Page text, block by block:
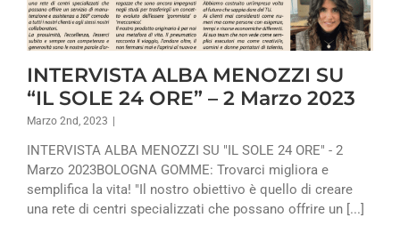
INTERVISTA ALBA MENOZZI SU
“IL SOLE 24 ORE” – 2 Marzo 2023
Marzo 2nd, 2023 |
INTERVISTA ALBA MENOZZI SU "IL SOLE 24 ORE" - 2
Marzo 2023BOLOGNA GOMME: Trovarci migliora e
semplifica la vita! "Il nostro obiettivo è quello di creare
una rete di centri specializzati che possano offrire un [...]